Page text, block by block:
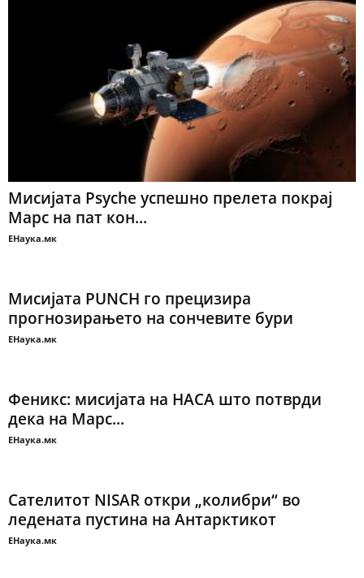
Мисијата Psyche успешно прелета покрај
Марс на пат кон...
ЕНаука.мк
Мисијата PUNCH го прецизира
прогнозирањето на сончевите бури
ЕНаука.мк
Феникс: мисијата на НАСА што потврди
дека на Марс...
ЕНаука.мк
Сателитот NISAR откри „колибри“ во
ледената пустина на Антарктикот
ЕНаука.мк